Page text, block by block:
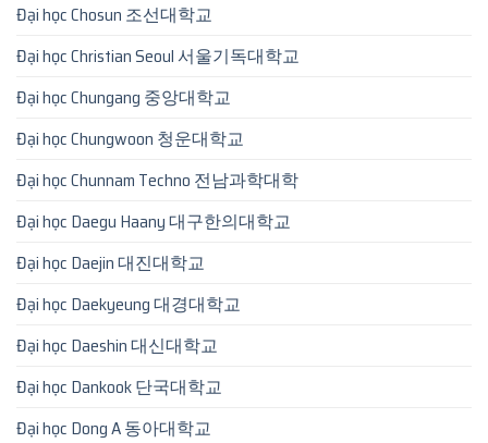
Đại học Chosun 조선대학교
Đại học Christian Seoul 서울기독대학교
Đại học Chungang 중앙대학교
Đại học Chungwoon 청운대학교
Đại học Chunnam Techno 전남과학대학
Đại học Daegu Haany 대구한의대학교
Đại học Daejin 대진대학교
Đại học Daekyeung 대경대학교
Đại học Daeshin 대신대학교
Đại học Dankook 단국대학교
Đại học Dong A 동아대학교